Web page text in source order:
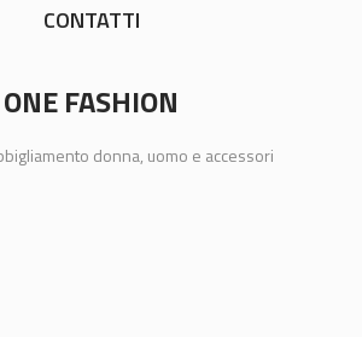
CONTATTI
ONE FASHION
donna, uomo e accessori